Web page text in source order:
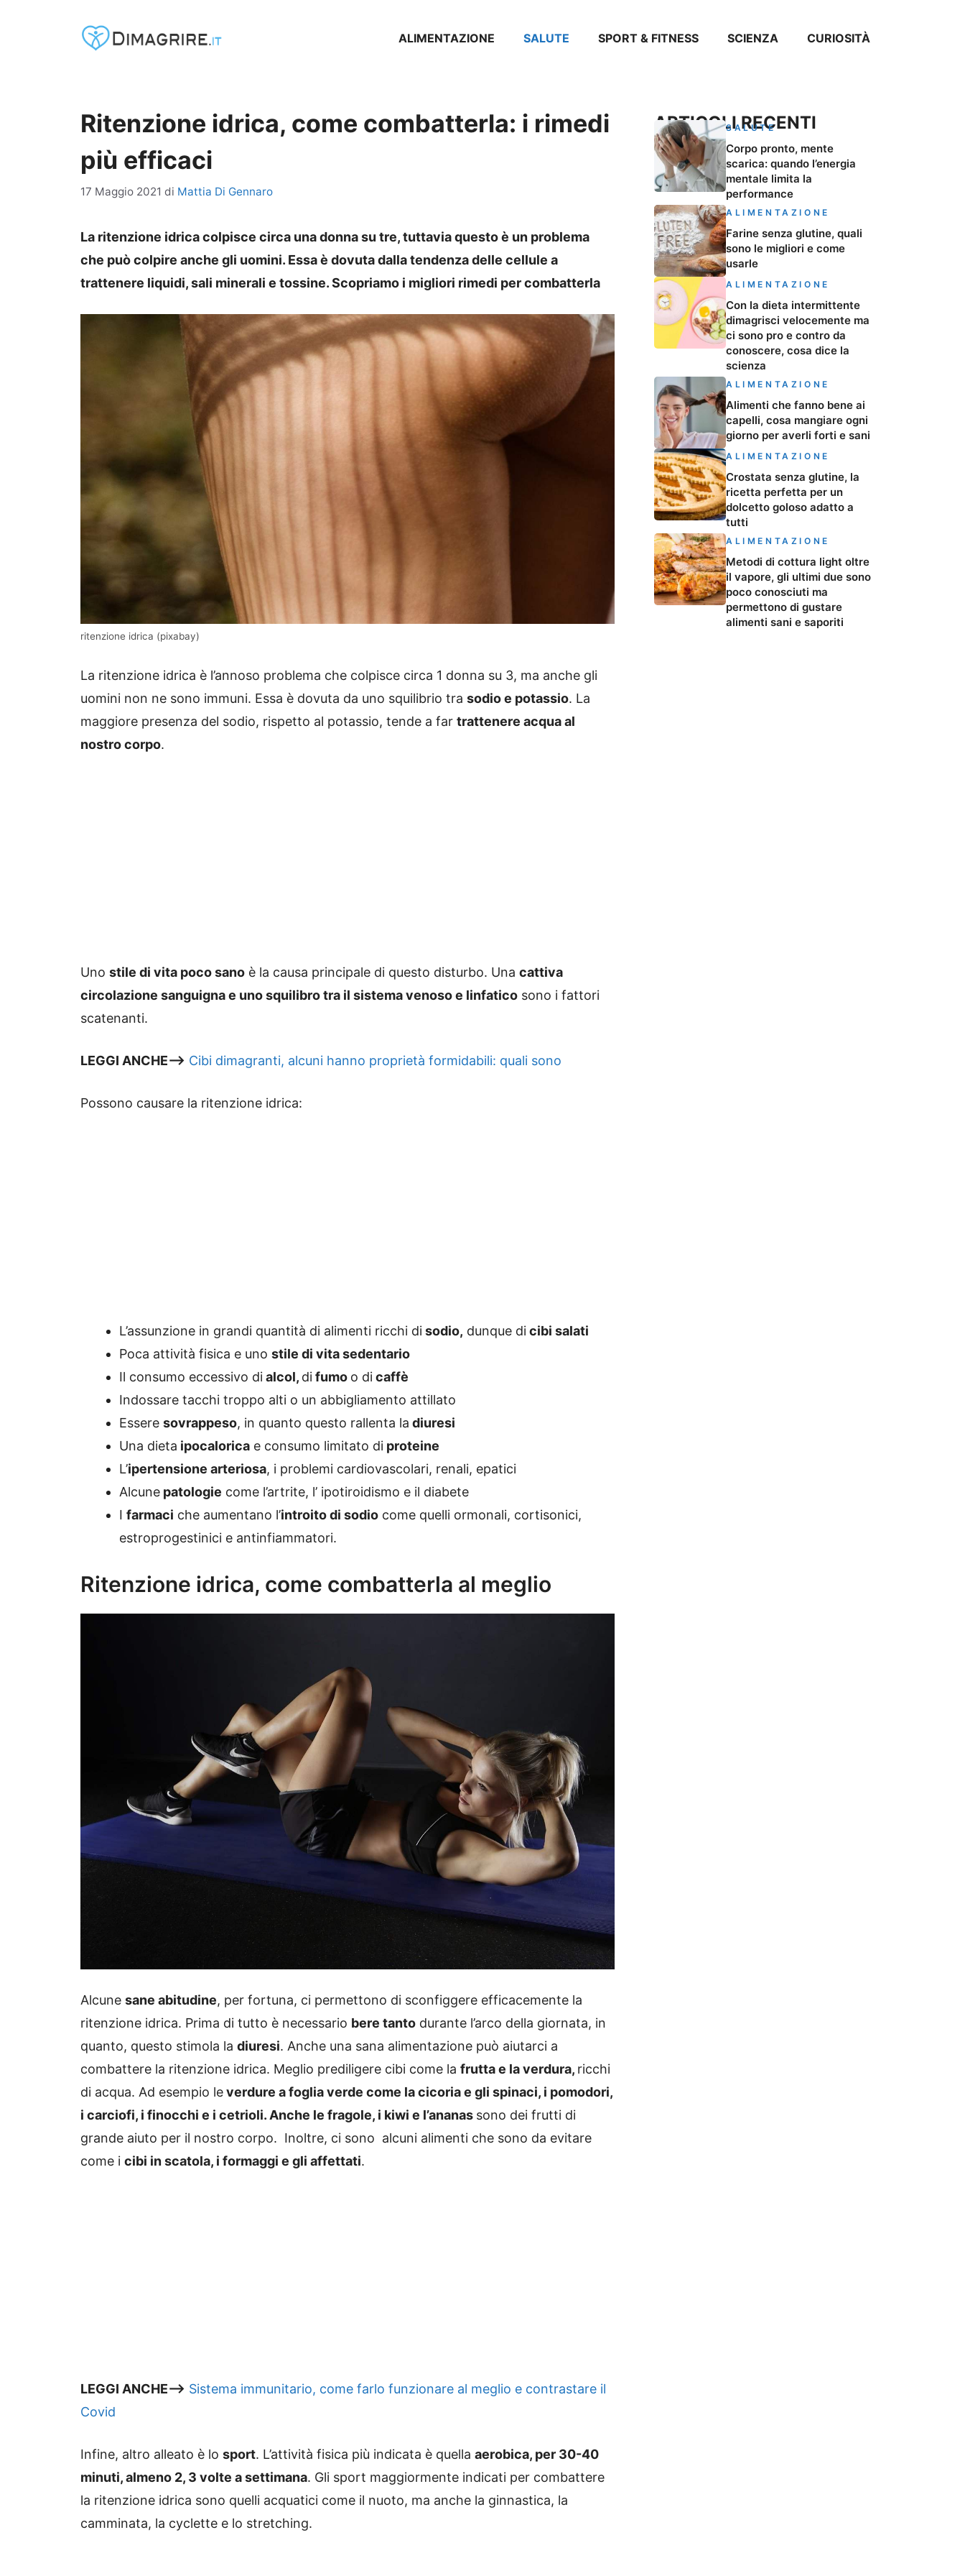
ALIMENTAZIONE SALUTE SPORT & FITNESS SCIENZA CURIOSITÀ
Ritenzione idrica, come combatterla: i rimedi
più efficaci
17 Maggio 2021 di Mattia Di Gennaro
La ritenzione idrica colpisce circa una donna su tre, tuttavia questo è un problema
che può colpire anche gli uomini. Essa è dovuta dalla tendenza delle cellule a
trattenere liquidi, sali minerali e tossine. Scopriamo i migliori rimedi per combatterla
ritenzione idrica (pixabay)
La ritenzione idrica è l’annoso problema che colpisce circa 1 donna su 3, ma anche gli
uomini non ne sono immuni. Essa è dovuta da uno squilibrio tra sodio e potassio. La
maggiore presenza del sodio, rispetto al potassio, tende a far trattenere acqua al
nostro corpo.
Uno stile di vita poco sano è la causa principale di questo disturbo. Una cattiva
circolazione sanguigna e uno squilibro tra il sistema venoso e linfatico sono i fattori
scatenanti.
LEGGI ANCHE—> Cibi dimagranti, alcuni hanno proprietà formidabili: quali sono
Possono causare la ritenzione idrica:
L’assunzione in grandi quantità di alimenti ricchi disodio, dunque dicibi salati
Poca attività fisica e uno stile di vita sedentario
Il consumo eccessivo dialcol, difumo o dicaffè
Indossare tacchi troppo alti o un abbigliamento attillato
Essere sovrappeso, in quanto questo rallenta la diuresi
Una dieta ipocalorica e consumo limitato di proteine
L’ipertensione arteriosa, i problemi cardiovascolari, renali, epatici
Alcune patologie come l’artrite, l’ ipotiroidismo e il diabete
I farmaci che aumentano l’introito di sodio come quelli ormonali, cortisonici,
estroprogestinici e antinfiammatori.
Ritenzione idrica, come combatterla al meglio
Alcune sane abitudine, per fortuna, ci permettono di sconfiggere efficacemente la
ritenzione idrica. Prima di tutto è necessario bere tanto durante l’arco della giornata, in
quanto, questo stimola la diuresi. Anche una sana alimentazione può aiutarci a
combattere la ritenzione idrica. Meglio prediligere cibi come la frutta e la verdura, ricchi
di acqua. Ad esempio leverdure a foglia verde come la cicoria e gli spinaci, i pomodori,
i carciofi, i finocchi e i cetrioli. Anche le fragole, i kiwi e l’ananas sono dei frutti di
grande aiuto per il nostro corpo. Inoltre, ci sono alcuni alimenti che sono da evitare
come i cibi in scatola, i formaggi e gli affettati.
LEGGI ANCHE—> Sistema immunitario, come farlo funzionare al meglio e contrastare il
Covid
Infine, altro alleato è lo sport. L’attività fisica più indicata è quella aerobica, per 30-40
minuti, almeno 2, 3 volte a settimana. Gli sport maggiormente indicati per combattere
la ritenzione idrica sono quelli acquatici come il nuoto, ma anche la ginnastica, la
camminata, la cyclette e lo stretching.
ARTICOLI RECENTI
SALUTE
Corpo pronto, mente
scarica: quando l’energia
mentale limita la
performance
ALIMENTAZIONE
Farine senza glutine, quali
sono le migliori e come
usarle
ALIMENTAZIONE
Con la dieta intermittente
dimagrisci velocemente ma
ci sono pro e contro da
conoscere, cosa dice la
scienza
ALIMENTAZIONE
Alimenti che fanno bene ai
capelli, cosa mangiare ogni
giorno per averli forti e sani
ALIMENTAZIONE
Crostata senza glutine, la
ricetta perfetta per un
dolcetto goloso adatto a
tutti
ALIMENTAZIONE
Metodi di cottura light oltre
il vapore, gli ultimi due sono
poco conosciuti ma
permettono di gustare
alimenti sani e saporiti